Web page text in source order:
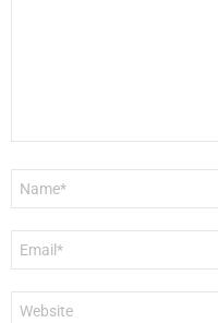
mail
*
web